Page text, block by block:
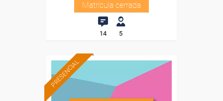
Matrícula cerrada
14 5
PRESENCIAL